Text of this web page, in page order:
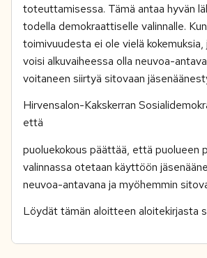
toteuttamisessa. Tämä antaa hyvän
todella demokraattiselle valinnalle.
toimivuudesta ei ole vielä
voisi alkuvaiheessa olla neuvoa-
voitaneen siirtyä sitovaan
Hirvensalon-Kakskerran
että
puoluekokous päättää, että puolueen
valinnassa otetaan käyttöön
neuvoa-antavana ja myöhemmin
Löydät tämän aloitteen aloitekirjasta